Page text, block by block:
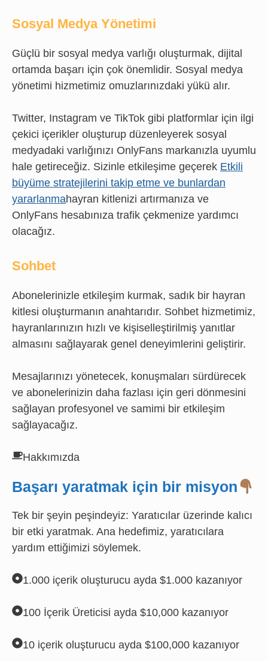
Sosyal Medya Yönetimi
Güçlü bir sosyal medya varlığı oluşturmak, dijital
ortamda başarı için çok önemlidir. Sosyal medya
yönetimi hizmetimiz omuzlarınızdaki yükü alır.
Twitter, Instagram ve TikTok gibi platformlar için ilgi
çekici içerikler oluşturup düzenleyerek sosyal
medyadaki varlığınızı OnlyFans markanızla uyumlu
hale getireceğiz. Sizinle etkileşime geçerek Etkili
büyüme stratejilerini takip etme ve bunlardan
yararlanmahayran kitlenizi artırmanıza ve
OnlyFans hesabınıza trafik çekmenize yardımcı
olacağız.
Sohbet
Abonelerinizle etkileşim kurmak, sadık bir hayran
kitlesi oluşturmanın anahtarıdır. Sohbet hizmetimiz,
hayranlarınızın hızlı ve kişiselleştirilmiş yanıtlar
almasını sağlayarak genel deneyimlerini geliştirir.
Mesajlarınızı yönetecek, konuşmaları sürdürecek
ve abonelerinizin daha fazlası için geri dönmesini
sağlayan profesyonel ve samimi bir etkileşim
sağlayacağız.
Hakkımızda
Başarı yaratmak için bir misyon
Tek bir şeyin peşindeyiz: Yaratıcılar üzerinde kalıcı
bir etki yaratmak. Ana hedefimiz, yaratıcılara
yardım ettiğimizi söylemek.
1.000 içerik oluşturucu ayda $1.000 kazanıyor
100 İçerik Üreticisi ayda $10,000 kazanıyor
10 içerik oluşturucu ayda $100,000 kazanıyor